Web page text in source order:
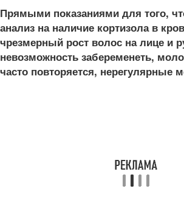
Прямыми показаниями для того,
анализ на наличие кортизола в
чрезмерный рост волос на лице и
невозможность забеременеть,
часто повторяется, нерегулярные